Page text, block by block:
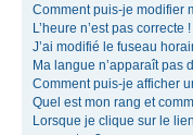
Comment puis-je modifier
L’heure n’est pas correcte !
J’ai modifié le fuseau
Ma langue n’apparaît pas
Comment puis-je afficher
Quel est mon rang et
Lorsque je clique sur le